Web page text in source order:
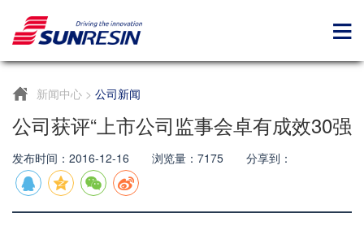
新闻中心 > 公司新闻
公司获评“上市公司监事会卓有成效30强
发布时间：2016-12-16 浏览量：7175 分享到：